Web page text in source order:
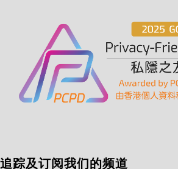
追踪及订阅我们的频道